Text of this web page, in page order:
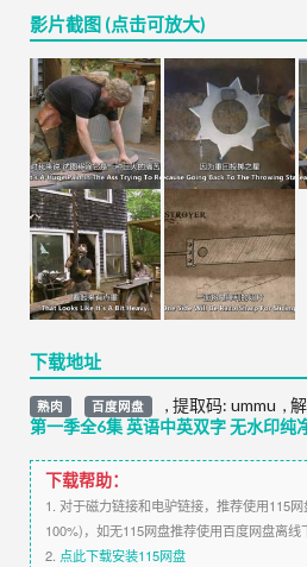
影片截图 (点击可放大)
下载地址
熟肉 百度网盘
第一季全6集 英语中英双字 无水印纯
, 提取码: ummu ,
下载帮助：
1. 对于磁力链接和电驴链接，推荐使用115
100%)，如无115网盘推荐使用百度网盘离线
2. 点此下载安装115网盘